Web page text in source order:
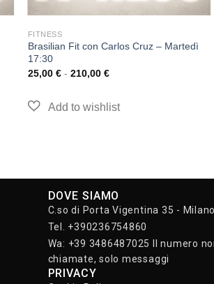
FITNESS
Brasilian Fit con Carlos Cruz – Martedì
17:30
25,00 € - 210,00 €
DOVE SIAMO
C.so di Porta Vigentina 35 - Milano
Tel. +390236754860
Wa: +39 3486487025 Il numero
chiamate, solo messaggi
PRIVACY